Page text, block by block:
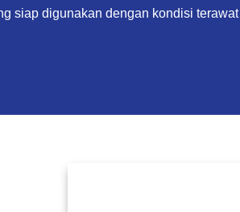
siap digunakan dengan kondisi